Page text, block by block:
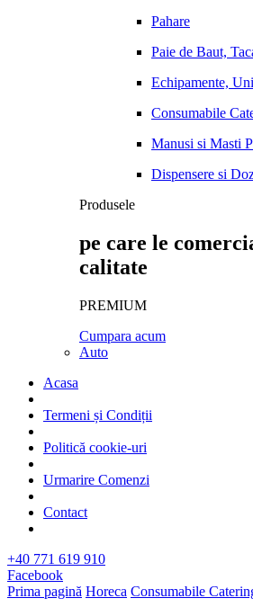
Pahare
Paie de Baut,
Echipamente,
Consumabile
Manusi si Masti
Dispensere si
Produsele
pe care le
calitate
PREMIUM
Cumpara acum
Auto
Acasa
Termeni și Condiții
Politică cookie-uri
Urmarire Comenzi
Contact
+40 771 619 910
Facebook
Prima pagină Horeca Consumabile